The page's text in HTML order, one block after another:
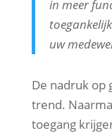
in meer
uw
De nadruk op
trend.
toegang